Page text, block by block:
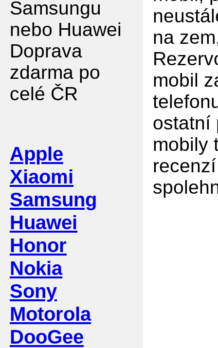
Samsungu
nebo Huawei
Doprava
zdarma po
celé ČR
Apple
Xiaomi
Samsung
Huawei
Honor
Nokia
Sony
Motorola
DooGee
na
mobil
ostatní
mobily